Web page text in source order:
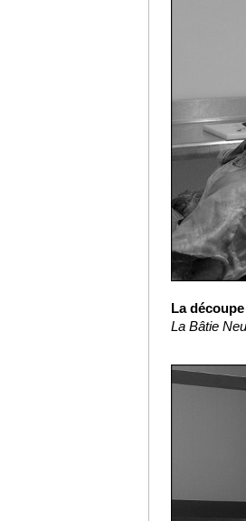
La
La Bâtie